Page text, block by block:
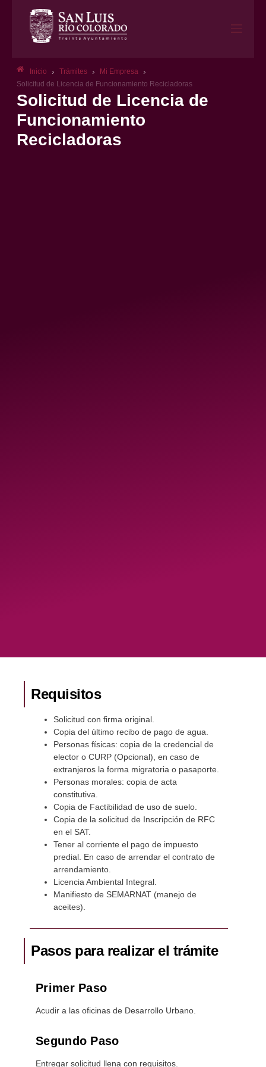
Inicio › Trámites › Mi Empresa ›
Solicitud de Licencia de Funcionamiento Recicladoras
Solicitud de Licencia de
Funcionamiento
Recicladoras
Requisitos
Solicitud con firma original.
Copia del último recibo de pago de agua.
Personas físicas: copia de la credencial de
elector o CURP (Opcional), en caso de
extranjeros la forma migratoria o pasaporte.
Personas morales: copia de acta
constitutiva.
Copia de Factibilidad de uso de suelo.
Copia de la solicitud de Inscripción de RFC
en el SAT.
Tener al corriente el pago de impuesto
predial. En caso de arrendar el contrato de
arrendamiento.
Licencia Ambiental Integral.
Manifiesto de SEMARNAT (manejo de
aceites).
Pasos para realizar el trámite
Primer Paso
Acudir a las oficinas de Desarrollo Urbano.
Segundo Paso
Entregar solicitud llena con requisitos.